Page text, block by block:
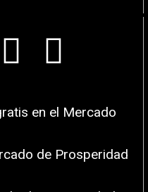
en el Mercado
de Prosperidad